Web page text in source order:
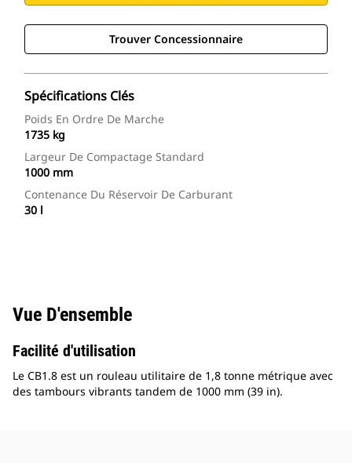
Trouver Concessionnaire
Spécifications Clés
Poids En Ordre De Marche
1735 kg
Largeur De Compactage Standard
1000 mm
Contenance Du Réservoir De Carburant
30 l
Vue D'ensemble
Facilité d'utilisation
Le CB1.8 est un rouleau utilitaire de 1,8 tonne métrique avec
des tambours vibrants tandem de 1000 mm (39 in).